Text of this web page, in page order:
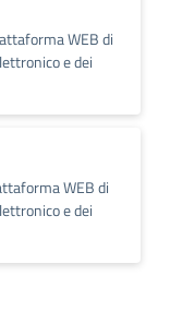
WEB di
e dei
WEB di
e dei